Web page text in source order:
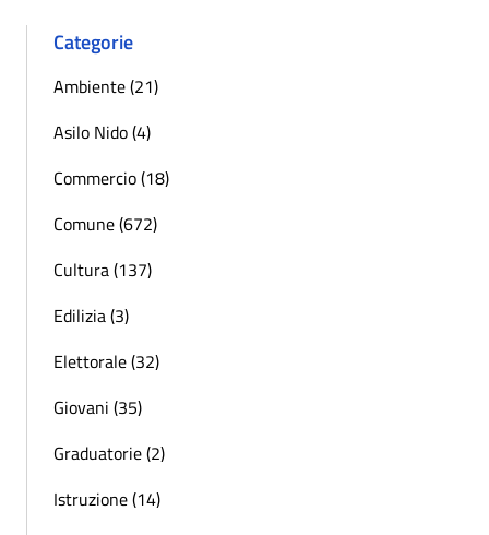
Categorie
Ambiente (21)
Asilo Nido (4)
Commercio (18)
Comune (672)
Cultura (137)
Edilizia (3)
Elettorale (32)
Giovani (35)
Graduatorie (2)
Istruzione (14)